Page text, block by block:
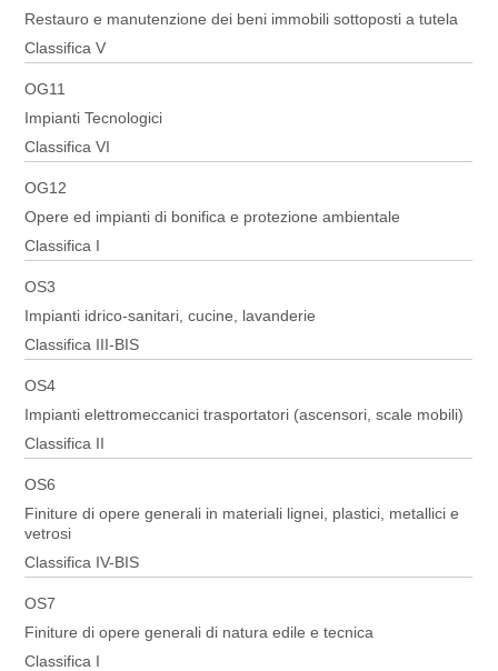
Restauro e manutenzione dei beni immobili sottoposti a tutela
Classifica V
OG11
Impianti Tecnologici
Classifica VI
OG12
Opere ed impianti di bonifica e protezione ambientale
Classifica I
OS3
Impianti idrico-sanitari, cucine, lavanderie
Classifica III-BIS
OS4
Impianti elettromeccanici trasportatori (ascensori, scale mobili)
Classifica II
OS6
Finiture di opere generali in materiali lignei, plastici, metallici e
vetrosi
Classifica IV-BIS
OS7
Finiture di opere generali di natura edile e tecnica
Classifica I